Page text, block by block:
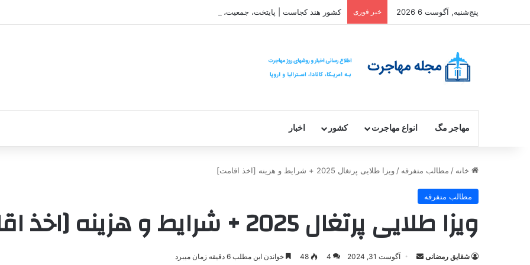
پنج‌شنبه, آگوست 6 2026 خبر فوری کشور هند کجاست | پایتخت، جمعیت، آب و هوا و فرهنگ
مهاجر مگ انواع مهاجرت کشور اخبار
خانه / مطالب متفرقه / ویزا طلایی پرتغال 2025 + شرایط و هزینه [اخذ اقامت]
مطالب متفرقه
ویزا طلایی پرتغال 2025 + شرایط و هزینه [اخذ اقامت]
شقایق رمضانی
ارسالآگوست 31, 2024 4
48 خواندن این مطلب 6 دقیقه زمان میبرد